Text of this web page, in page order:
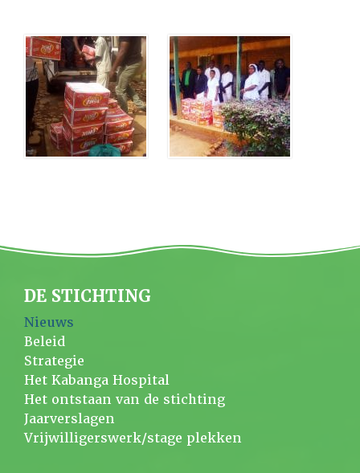
DE STICHTING
Nieuws
Beleid
Strategie
Het Kabanga Hospital
Het ontstaan van de stichting
Jaarverslagen
Vrijwilligerswerk/stage plekken